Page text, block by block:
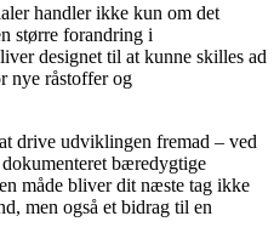
handler ikke kun om det
større forandring i
designet til at kunne skilles ad
nye råstoffer og
drive udviklingen fremad – ved
bæredygtige
måde bliver dit næste tag ikke
men også et bidrag til en